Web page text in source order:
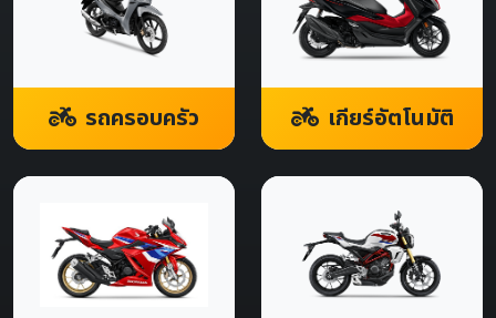
รถครอบครัว เกียร์อัตโนมัติ